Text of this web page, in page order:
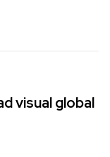
visual global